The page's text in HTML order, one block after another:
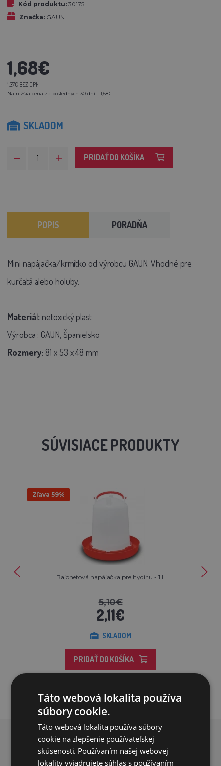
Kód produktu: 30175
Značka: GAUN
1,68€
1,37€ BEZ DPH
Najnižšia cena za posledných 30 dní - 1,68€
SKLADOM
PRIDAŤ DO KOŠÍKA
POPIS PORADŇA
Mini napájačka/krmítko od výrobcu GAUN. Vhodné pre
kurčatá alebo holuby.
Materiál: netoxický plast
Výrobca : GAUN, Španielsko
Rozmery: 81 x 53 x 48 mm
SÚVISIACE PRODUKTY
Zľava 59%
Bajonetová napájačka pre hydinu - 1 L
5,10€
2,11€
SKLADOM
PRIDAŤ DO KOŠÍKA
PREČO NAKUPOVAŤ U NÁS?
Táto webová lokalita používa
súbory cookie.
Táto webová lokalita používa súbory
cookie na zlepšenie používateľskej
skúsenosti. Používaním našej webovej
lokality vyjadrujete súhlas s používaním